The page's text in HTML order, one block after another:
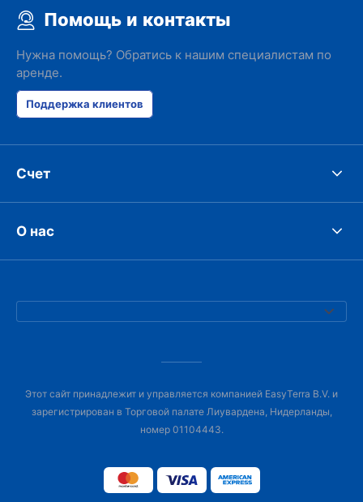
Помощь и контакты
Нужна помощь? Обратись к нашим специалистам по
аренде.
Поддержка клиентов
Счет
О нас
Этот сайт принадлежит и управляется компанией EasyTerra B.V. и
зарегистрирован в Торговой палате Лиувардена, Нидерланды,
номер 01104443.